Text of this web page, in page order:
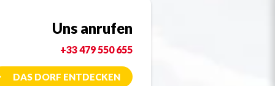
Uns anrufen
+33 479 550 655
DAS DORF ENTDECKEN